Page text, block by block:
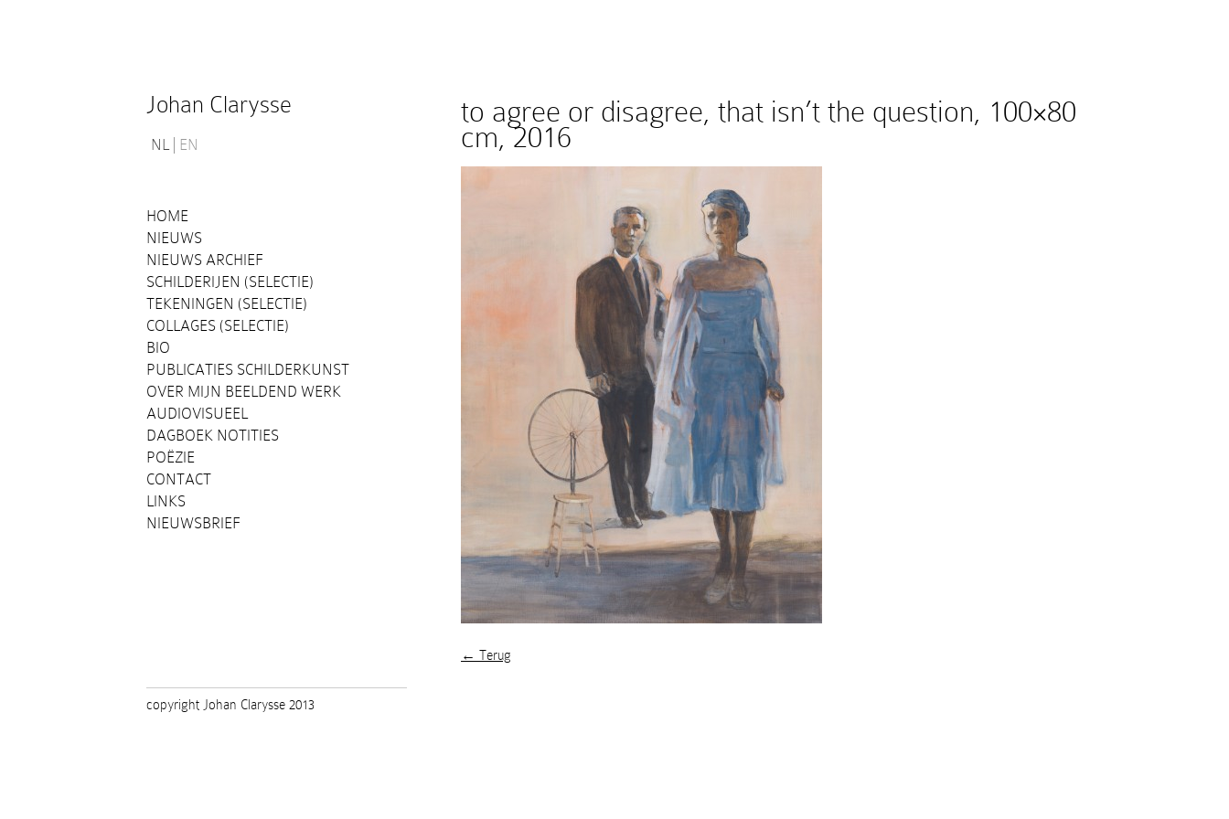
Johan Clarysse
NL EN
HOME
NIEUWS
NIEUWS ARCHIEF
SCHILDERIJEN (SELECTIE)
TEKENINGEN (SELECTIE)
COLLAGES (SELECTIE)
BIO
PUBLICATIES SCHILDERKUNST
OVER MIJN BEELDEND WERK
AUDIOVISUEEL
DAGBOEK NOTITIES
POËZIE
CONTACT
LINKS
NIEUWSBRIEF
to agree or disagree, that isn’t the question, 100×80
cm, 2016
← Terug
copyright Johan Clarysse 2013